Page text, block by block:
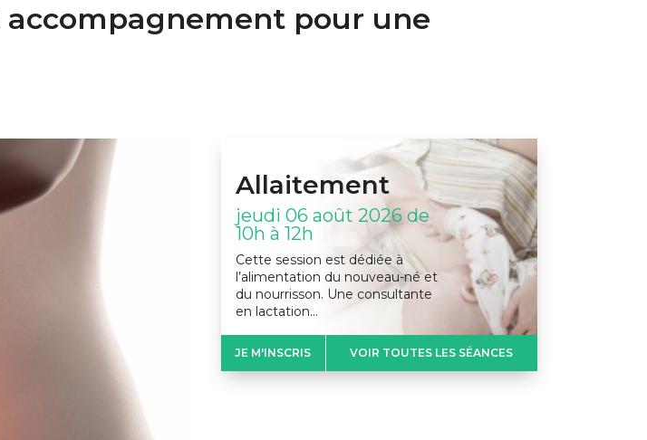
pour une
Allaitement
jeudi 06 août 2026 de
10h à 12h
Cette session est dédiée à
l’alimentation du nouveau-né et
du nourrisson. Une consultante
en lactation…
JE M'INSCRIS VOIR TOUTES LES SÉANCES